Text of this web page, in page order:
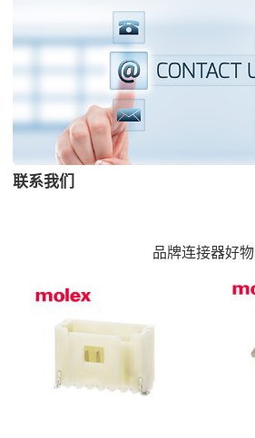
联系我们
品牌连接器好物